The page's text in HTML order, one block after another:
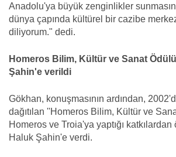
Anadolu'ya büyük zenginlikler
dünya çapında kültürel bir cazibe
diliyorum." dedi.
Homeros Bilim, Kültür ve Sanat
Şahin'e verildi
Gökhan, konuşmasının ardından,
dağıtılan ''Homeros Bilim, Kültür ve
Homeros ve Troia'ya yaptığı katkılardan
Haluk Şahin'e verdi.